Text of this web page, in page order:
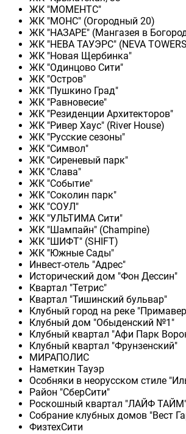
ЖК "МОМЕНТС"
ЖК "МОНС" (Огородный 20)
ЖК "НАЗАРЕ" (Мангазея в
ЖК "НЕВА ТАУЭРС" (NEVA
ЖК "Новая Щербинка"
ЖК "Одинцово Сити"
ЖК "Остров"
ЖК "Пушкино Град"
ЖК "Равновесие"
ЖК "Резиденции Архитекторов"
ЖК "Ривер Хаус" (River Нouse)
ЖК "Русские сезоны"
ЖК "Символ"
ЖК "Сиреневый парк"
ЖК "Слава"
ЖК "Событие"
ЖК "Соколин парк"
ЖК "СОУЛ"
ЖК "УЛЬТИМА Сити"
ЖК "Шампайн" (Champine)
ЖК "ШИФТ" (SHIFT)
ЖК "Южные Сады"
Инвест-отель "Адрес"
Исторический дом "Фон Дессин"
Квартал "Тетрис"
Квартал "Тишинский бульвар"
Клубный город на реке
Клубный дом "Обыденский №1"
Клубный квартал "Афи Парк
Клубный квартал "Фрунзенский"
МИРАПОЛИС
Наметкин Тауэр
Особняки в неорусском стиле
Район "СберСити"
Роскошный квартал "ЛАЙФ
Собрание клубных домов "Вест
ФизтехСити